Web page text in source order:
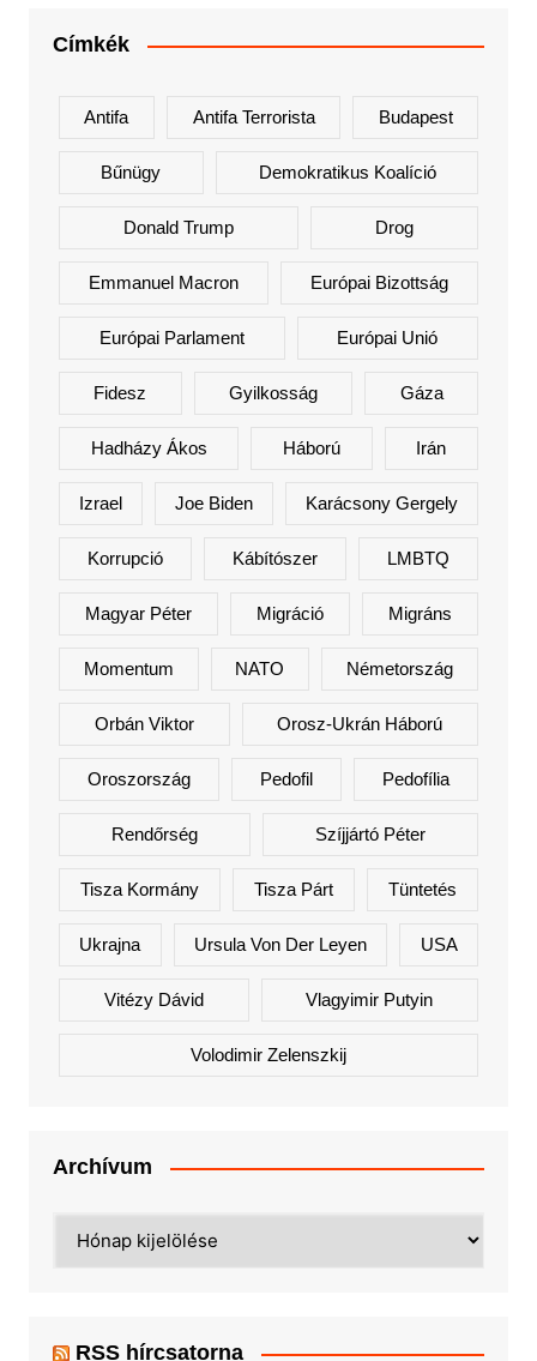
Címkék
Antifa Antifa Terrorista Budapest
Bűnügy Demokratikus Koalíció
Donald Trump Drog
Emmanuel Macron Európai Bizottság
Európai Parlament Európai Unió
Fidesz Gyilkosság Gáza
Hadházy Ákos Háború Irán
Izrael Joe Biden Karácsony Gergely
Korrupció Kábítószer LMBTQ
Magyar Péter Migráció Migráns
Momentum NATO Németország
Orbán Viktor Orosz-Ukrán Háború
Oroszország Pedofil Pedofília
Rendőrség Szíjjártó Péter
Tisza Kormány Tisza Párt Tüntetés
Ukrajna Ursula Von Der Leyen USA
Vitézy Dávid Vlagyimir Putyin
Volodimir Zelenszkij
Archívum
RSS hírcsatorna